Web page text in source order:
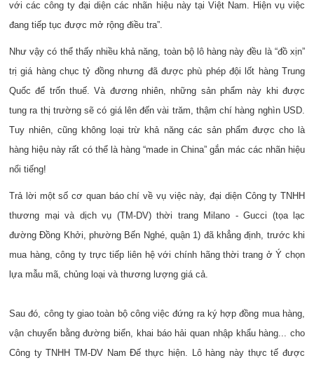
với các công ty đại diện các nhãn hiệu này tại Việt Nam. Hiện vụ việc
đang tiếp tục được mở rộng điều tra”.
Như vậy có thể thấy nhiều khả năng, toàn bộ lô hàng này đều là “đồ xịn”
trị giá hàng chục tỷ đồng nhưng đã được phù phép đội lốt hàng Trung
Quốc để trốn thuế. Và đương nhiên, những sản phẩm này khi được
tung ra thị trường sẽ có giá lên đến vài trăm, thậm chí hàng nghìn USD.
Tuy nhiên, cũng không loại trừ khả năng các sản phẩm được cho là
hàng hiệu này rất có thể là hàng “made in China” gắn mác các nhãn hiệu
nổi tiếng!
Trả lời một số cơ quan báo chí về vụ việc này, đại diện Công ty TNHH
thương mại và dịch vụ (TM-DV) thời trang Milano - Gucci (tọa lạc
đường Đồng Khởi, phường Bến Nghé, quận 1) đã khẳng định, trước khi
mua hàng, công ty trực tiếp liên hệ với chính hãng thời trang ở Ý chọn
lựa mẫu mã, chủng loại và thương lượng giá cả.
Sau đó, công ty giao toàn bộ công việc đứng ra ký hợp đồng mua hàng,
vận chuyển bằng đường biển, khai báo hải quan nhập khẩu hàng... cho
Công ty TNHH TM-DV Nam Đế thực hiện. Lô hàng này thực tế được